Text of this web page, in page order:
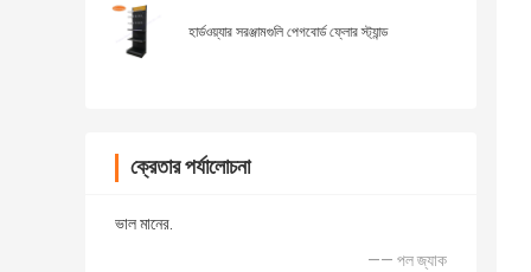
হার্ডওয়্যার সরঞ্জামগুলি পেগবোর্ড ফ্লোর স্ট্যান্ড
ক্রেতার পর্যালোচনা
ভাল মানের.
—— পল জ্যাক